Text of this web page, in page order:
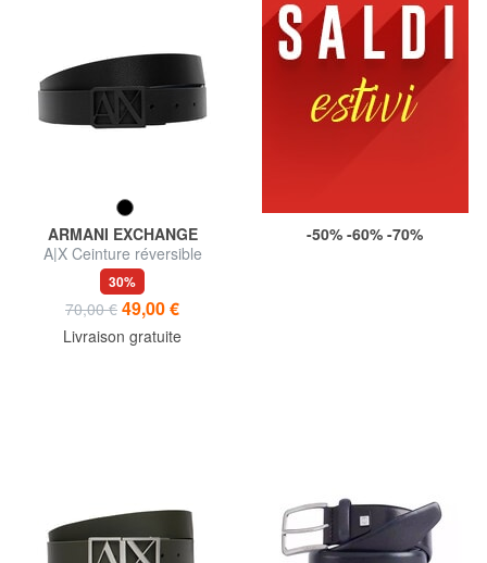
ARMANI EXCHANGE
A|X Ceinture réversible
30%
70,00 € 49,00 €
Livraison gratuite
-50% -60% -70%